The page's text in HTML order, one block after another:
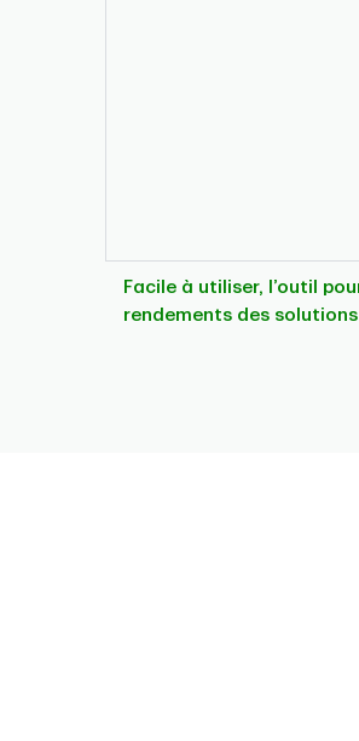
Facile à utiliser, l’outil
rendements des